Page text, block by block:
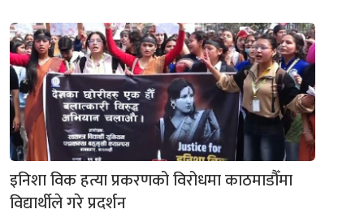
इनिशा विक हत्या प्रकरणको विरोधमा काठमाडौँमा
विद्यार्थीले गरे प्रदर्शन